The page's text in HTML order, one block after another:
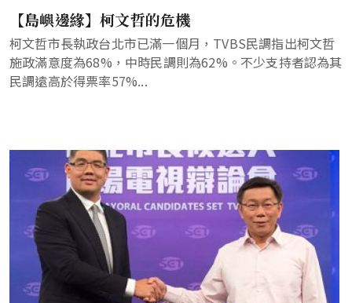
【島嶼邊緣】柯文哲的危機
柯文哲市長執政台北市已滿一個月，TVBS民調指出柯文哲
施政滿意度為68%，中時民調則為62%。不少支持者認為其
民調遠高於得票率57%...